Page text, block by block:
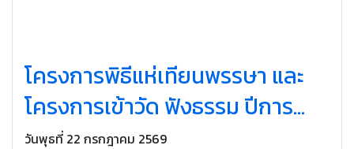
โครงการพิธีแห่เทียนพรรษา และ
โครงการเข้าวัด ฟังธรรม ปีการ
ศึกษา 2569
วันพุธที่ 22 กรกฎาคม 2569